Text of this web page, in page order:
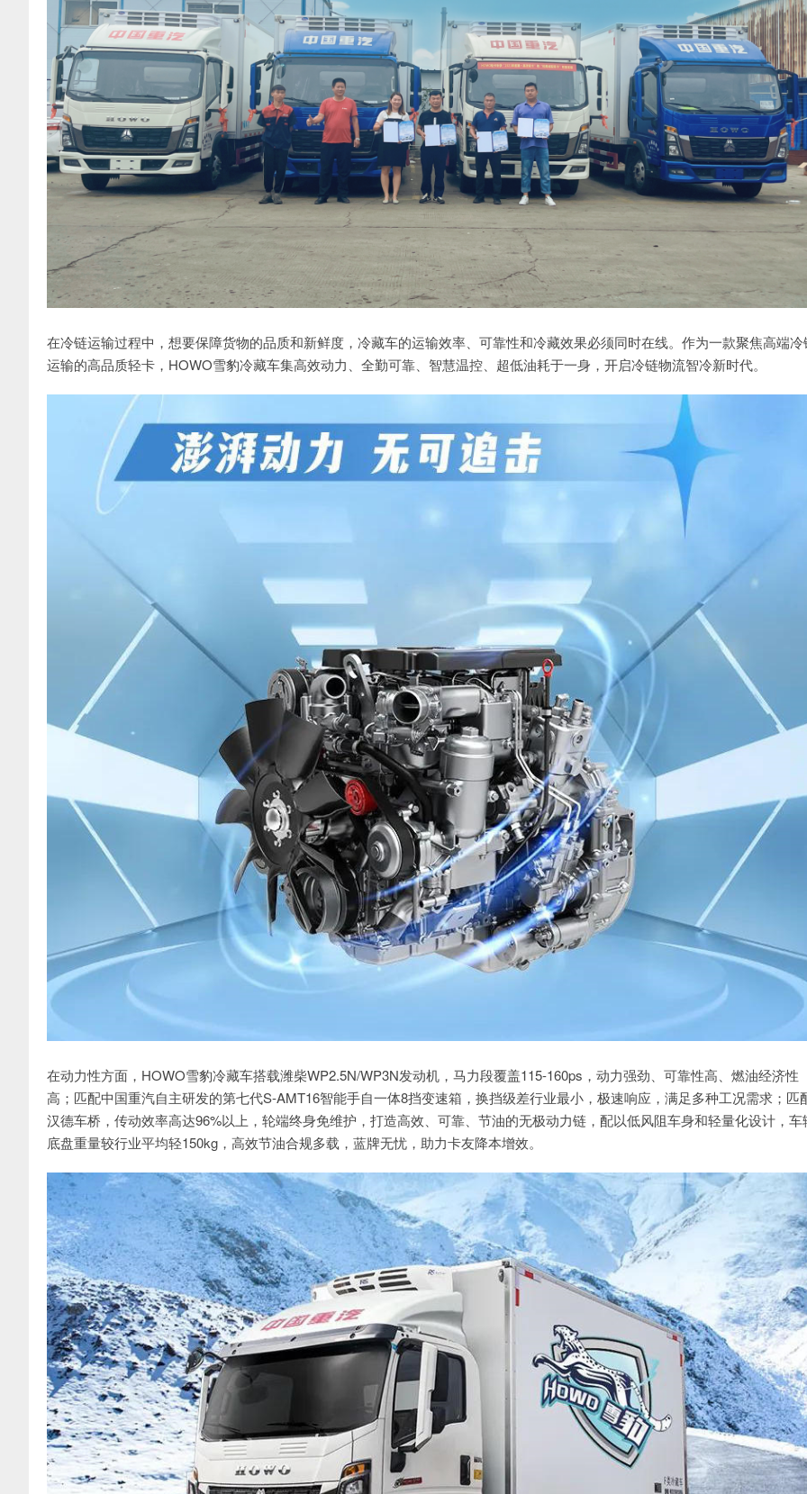
在冷链运输过程中，想要保障货物的品质和新鲜度，冷藏车的运输效率、可靠性和冷藏效果必须同时在线。作为一款聚焦高端冷
运输的高品质轻卡，HOWO雪豹冷藏车集高效动力、全勤可靠、智慧温控、超低油耗于一身，开启冷链物流智冷新时代。
在动力性方面，HOWO雪豹冷藏车搭载潍柴WP2.5N/WP3N发动机，马力段覆盖115-160ps，动力强劲、可靠性高、燃油经济性
高；匹配中国重汽自主研发的第七代S-AMT16智能手自一体8挡变速箱，换挡级差行业最小，极速响应，满足多种工况需求；匹
汉德车桥，传动效率高达96%以上，轮端终身免维护，打造高效、可靠、节油的无极动力链，配以低风阻车身和轻量化设计，车
底盘重量较行业平均轻150kg，高效节油合规多载，蓝牌无忧，助力卡友降本增效。